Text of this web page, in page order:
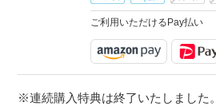
ご利用いただけるPay払い
※連続購入特典は終了いたしました。